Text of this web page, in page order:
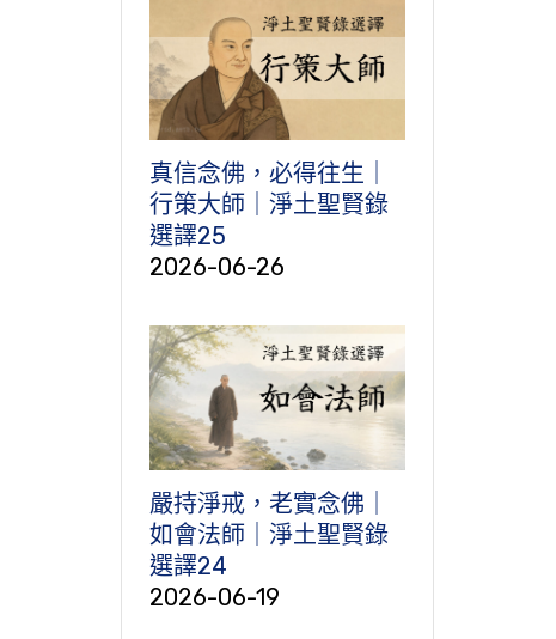
真信念佛，必得往生｜
行策大師｜淨土聖賢錄
選譯25
2026-06-26
嚴持淨戒，老實念佛｜
如會法師｜淨土聖賢錄
選譯24
2026-06-19